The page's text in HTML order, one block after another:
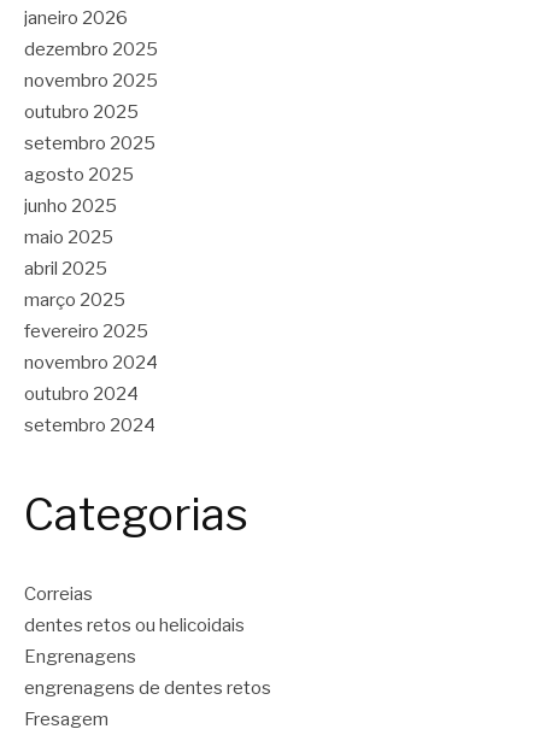
janeiro 2026
dezembro 2025
novembro 2025
outubro 2025
setembro 2025
agosto 2025
junho 2025
maio 2025
abril 2025
março 2025
fevereiro 2025
novembro 2024
outubro 2024
setembro 2024
Categorias
Correias
dentes retos ou helicoidais
Engrenagens
engrenagens de dentes retos
Fresagem